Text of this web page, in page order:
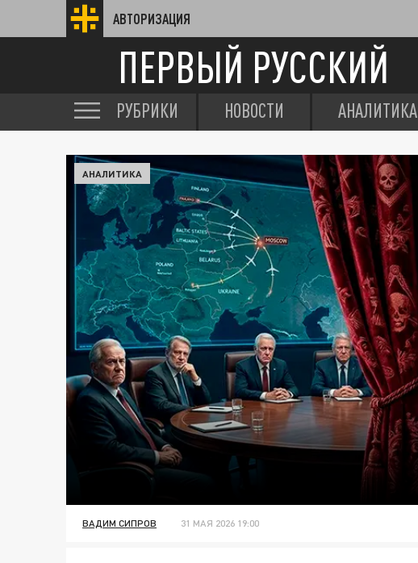
АВТОРИЗАЦИЯ
ПЕРВЫЙ РУССКИЙ
РУБРИКИ НОВОСТИ АНАЛИТИКА
АНАЛИТИКА
ВАДИМ СИПРОВ 31 МАЯ 2026 19:00